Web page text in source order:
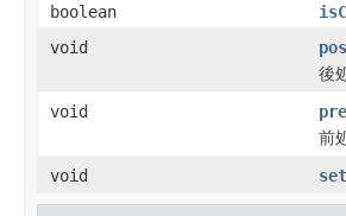
boolean
void
後
void
前
void